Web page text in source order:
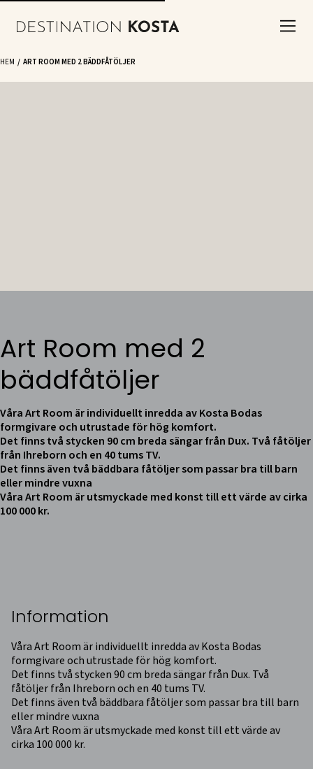
HEM ART ROOM MED 2 BÄDDFÅTÖLJER
Art Room med 2
bäddfåtöljer
Våra Art Room är individuellt inredda av Kosta Bodas
formgivare och utrustade för hög komfort.
Det finns två stycken 90 cm breda sängar från Dux. Två fåtöljer
från Ihreborn och en 40 tums TV.
Det finns även två bäddbara fåtöljer som passar bra till barn
eller mindre vuxna
Våra Art Room är utsmyckade med konst till ett värde av cirka
100 000 kr.
Information
Våra Art Room är individuellt inredda av Kosta Bodas
formgivare och utrustade för hög komfort.
Det finns två stycken 90 cm breda sängar från Dux. Två
fåtöljer från Ihreborn och en 40 tums TV.
Det finns även två bäddbara fåtöljer som passar bra till barn
eller mindre vuxna
Våra Art Room är utsmyckade med konst till ett värde av
cirka 100 000 kr.